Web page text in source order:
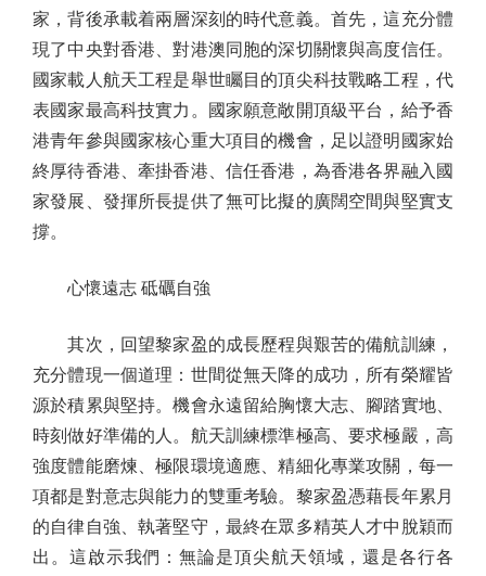
家，背後承載着兩層深刻的時代意義。首先，這充分體
現了中央對香港、對港澳同胞的深切關懷與高度信任。
國家載人航天工程是舉世矚目的頂尖科技戰略工程，代
表國家最高科技實力。國家願意敞開頂級平台，給予香
港青年參與國家核心重大項目的機會，足以證明國家始
終厚待香港、牽掛香港、信任香港，為香港各界融入國
家發展、發揮所長提供了無可比擬的廣闊空間與堅實支
撐。
心懷遠志 砥礪自強
其次，回望黎家盈的成長歷程與艱苦的備航訓練，
充分體現一個道理：世間從無天降的成功，所有榮耀皆
源於積累與堅持。機會永遠留給胸懷大志、腳踏實地、
時刻做好準備的人。航天訓練標準極高、要求極嚴，高
強度體能磨煉、極限環境適應、精細化專業攻關，每一
項都是對意志與能力的雙重考驗。黎家盈憑藉長年累月
的自律自強、執著堅守，最終在眾多精英人才中脫穎而
出。這啟示我們：無論是頂尖航天領域，還是各行各